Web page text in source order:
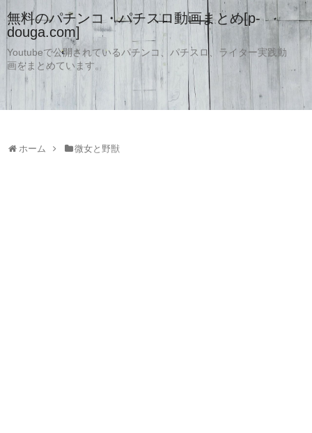
無料のパチンコ・パチスロ動画まとめ[p-
douga.com]
Youtubeで公開されているパチンコ、パチスロ、ライター実践動
画をまとめています。
ホーム 微女と野獣